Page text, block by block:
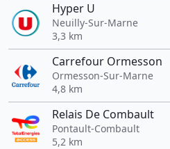
Hyper U
Neuilly-Sur-Marne
3,3 km
Carrefour Ormesson
Ormesson-Sur-Marne
4,8 km
Relais De Combault
Pontault-Combault
5,2 km